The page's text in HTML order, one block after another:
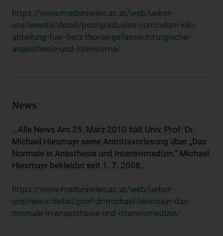
https://www.meduniwien.ac.at/web/ueber-
uns/events/detail/postgraduales-curriculum-klin-
abteilung-fuer-herz-thorax-gefaesschirurgische-
anaesthesie-und-intensivme/
News
...Alle News Am 25. März 2010 hält Univ. Prof. Dr.
Michael Hiesmayr seine Antrittsvorlesung über „Das
Normale in Anästhesie und Intensivmedizin.“ Michael
Hiesmayr bekleidet seit 1. 7. 2008...
https://www.meduniwien.ac.at/web/ueber-
uns/news/detail/prof-dr-michael-hiesmayr-das-
normale-in-anaesthesie-und-intensivmedizin/